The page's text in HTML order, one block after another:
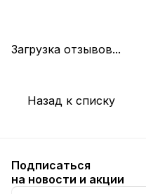
Загрузка отзывов...
Назад к списку
Подписаться
на новости и акции